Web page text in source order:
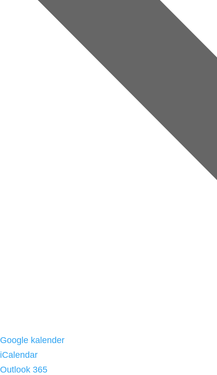
Google kalender
iCalendar
Outlook 365